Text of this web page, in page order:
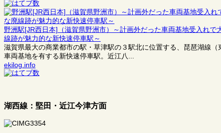
野洲駅[JR西日本]（滋賀県野洲市）～計画外だった車両基地受入れ
線跡が魅力的な新快速停車駅～
滋賀県最大の商業都市の駅・草津駅の３駅北に位置する、琵琶湖線
車両基地を有する新快速停車駅。近江八...
ekilog.info
湖西線：堅田・近江今津方面